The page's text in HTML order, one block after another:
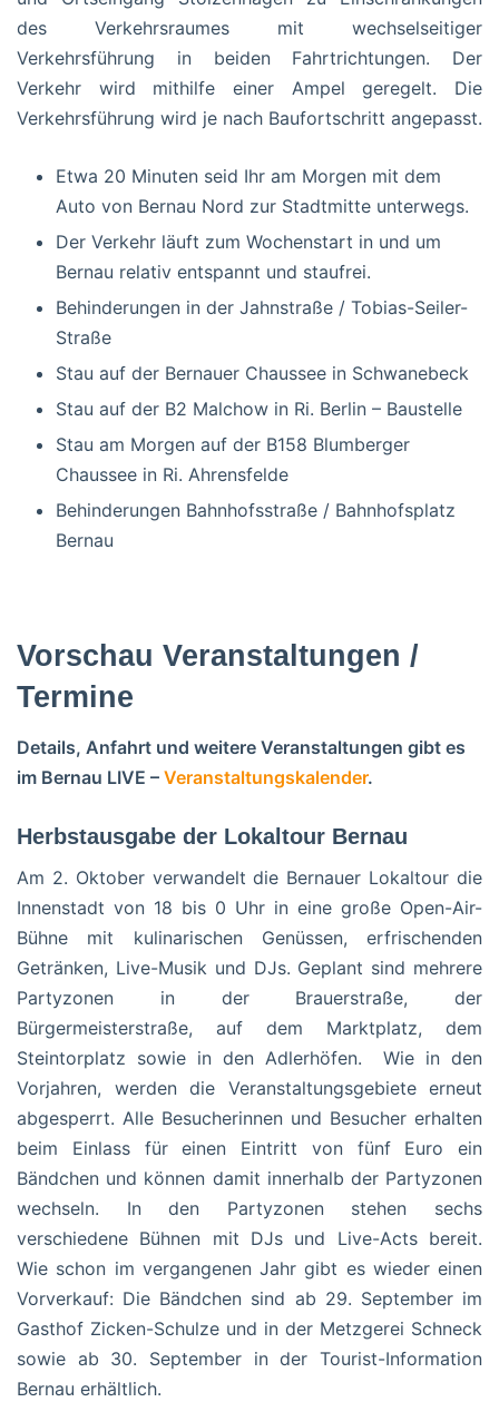
des Verkehrsraumes mit wechselseitiger
Verkehrsführung in beiden Fahrtrichtungen. Der
Verkehr wird mithilfe einer Ampel geregelt. Die
Verkehrsführung wird je nach Baufortschritt angepasst.
Etwa 20 Minuten seid Ihr am Morgen mit dem
Auto von Bernau Nord zur Stadtmitte unterwegs.
Der Verkehr läuft zum Wochenstart in und um
Bernau relativ entspannt und staufrei.
Behinderungen in der Jahnstraße / Tobias-Seiler-
Straße
Stau auf der Bernauer Chaussee in Schwanebeck
Stau auf der B2 Malchow in Ri. Berlin – Baustelle
Stau am Morgen auf der B158 Blumberger
Chaussee in Ri. Ahrensfelde
Behinderungen Bahnhofsstraße / Bahnhofsplatz
Bernau
Vorschau Veranstaltungen /
Termine
Details, Anfahrt und weitere Veranstaltungen gibt es
im Bernau LIVE – Veranstaltungskalender.
Herbstausgabe der Lokaltour Bernau
Am 2. Oktober verwandelt die Bernauer Lokaltour die
Innenstadt von 18 bis 0 Uhr in eine große Open-Air-
Bühne mit kulinarischen Genüssen, erfrischenden
Getränken, Live-Musik und DJs. Geplant sind mehrere
Partyzonen in der Brauerstraße, der
Bürgermeisterstraße, auf dem Marktplatz, dem
Steintorplatz sowie in den Adlerhöfen. Wie in den
Vorjahren, werden die Veranstaltungsgebiete erneut
abgesperrt. Alle Besucherinnen und Besucher erhalten
beim Einlass für einen Eintritt von fünf Euro ein
Bändchen und können damit innerhalb der Partyzonen
wechseln. In den Partyzonen stehen sechs
verschiedene Bühnen mit DJs und Live-Acts bereit.
Wie schon im vergangenen Jahr gibt es wieder einen
Vorverkauf: Die Bändchen sind ab 29. September im
Gasthof Zicken-Schulze und in der Metzgerei Schneck
sowie ab 30. September in der Tourist-Information
Bernau erhältlich.